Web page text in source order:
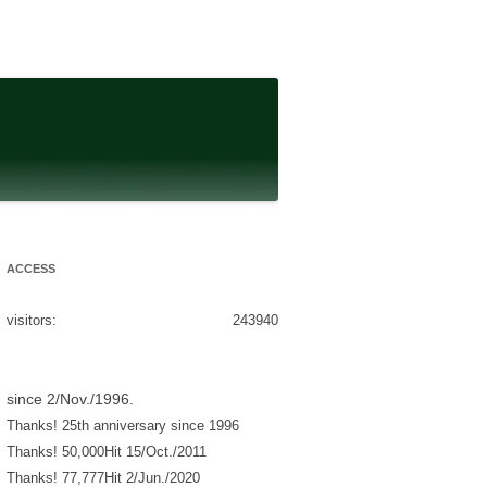
ACCESS
243940
visitors:
since 2/Nov./1996.
Thanks! 25th anniversary since 1996
Thanks! 50,000Hit 15/Oct./2011
Thanks! 77,777Hit 2/Jun./2020